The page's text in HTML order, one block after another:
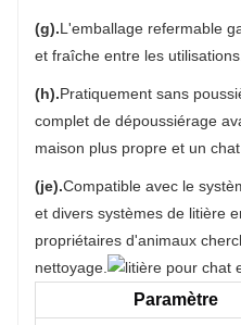
(g).L'emballage refermable
et fraîche entre les utilisations.
(h).Pratiquement sans
complet de dépoussiérage
maison plus propre et un
(je).Compatible avec le
et divers systèmes de litière
propriétaires d'animaux
nettoyage.
Paramètre